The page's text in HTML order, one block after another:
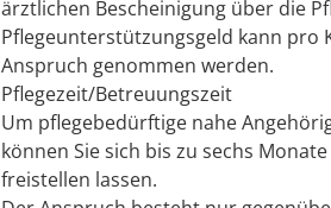
ärztlichen Bescheinigung über die
Pflegeunterstützungsgeld kann pro
Anspruch genommen werden.
Pflegezeit/Betreuungszeit
Um pflegebedürftige nahe
können Sie sich bis zu sechs
freistellen lassen.